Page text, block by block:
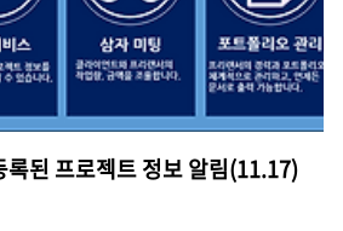
된 프로젝트 정보 알림(11.17)